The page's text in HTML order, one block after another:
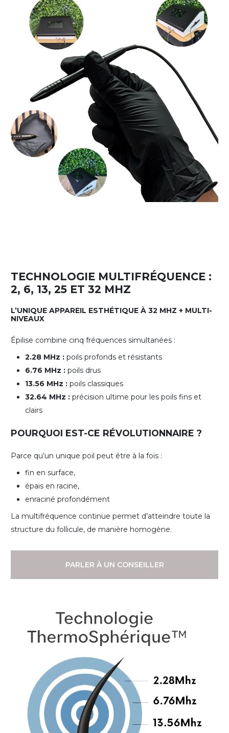
TECHNOLOGIE MULTIFRÉQUENCE :
2, 6, 13, 25 ET 32 MHZ
L’UNIQUE APPAREIL ESTHÉTIQUE À 32 MHZ + MULTI-
NIVEAUX
Épilise combine cinq fréquences simultanées :
2.28 MHz : poils profonds et résistants
6.76 MHz : poils drus
13.56 MHz : poils classiques
32.64 MHz : précision ultime pour les poils fins et
clairs
POURQUOI EST-CE RÉVOLUTIONNAIRE ?
Parce qu’un unique poil peut être à la fois :
fin en surface,
épais en racine,
enraciné profondément
La multifréquence continue permet d’atteindre toute la
structure du follicule, de manière homogène.
PARLER À UN CONSEILLER